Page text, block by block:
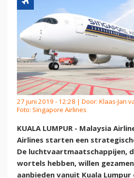
27 juni 2019 - 12:28 | Door: Klaas-Jan
Foto: Singapore Airlines
KUALA LUMPUR - Malaysia
Airlines starten een
De luchtvaartmaatschappijen,
wortels hebben, willen
aanbieden vanuit Kuala